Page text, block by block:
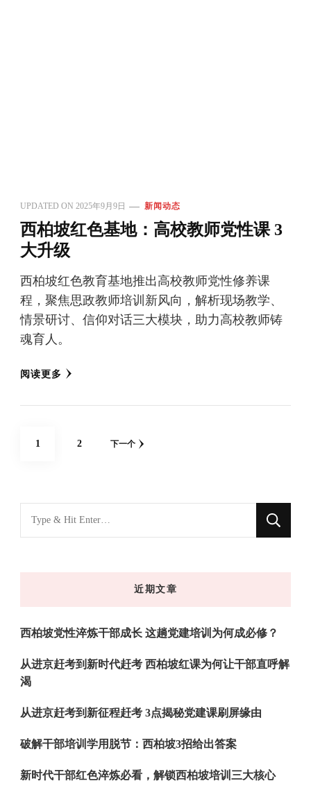
UPDATED ON 2025年9月9日 新闻动态
西柏坡红色基地：高校教师党性课 3
大升级
西柏坡红色教育基地推出高校教师党性修养课
程，聚焦思政教师培训新风向，解析现场教学、
情景研讨、信仰对话三大模块，助力高校教师铸
魂育人。
阅读更多
文
页
网1 网
2 下一个
找
什
近期文章
西柏坡党性淬炼干部成长 这趟党建培训为何成必修？
从进京赶考到新时代赶考 西柏坡红课为何让干部直呼解
渴
从进京赶考到新征程赶考 3点揭秘党建课刷屏缘由
破解干部培训学用脱节：西柏坡3招给出答案
新时代干部红色淬炼必看，解锁西柏坡培训三大核心